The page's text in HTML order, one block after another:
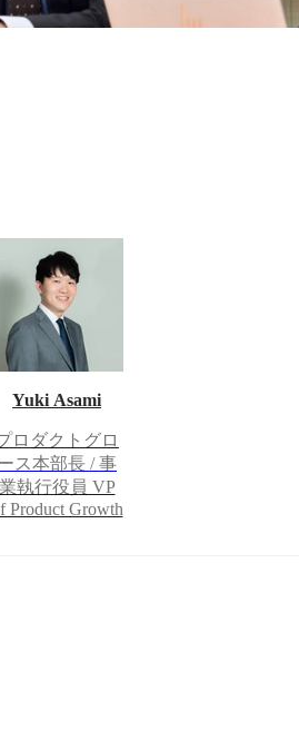
Yuki Asami
ロダクトグロ
ス本部長 / 事
業執行役員 VP
Product Growth